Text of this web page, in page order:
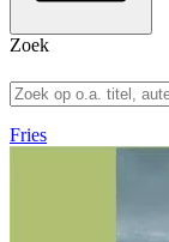
Zoek
Fries